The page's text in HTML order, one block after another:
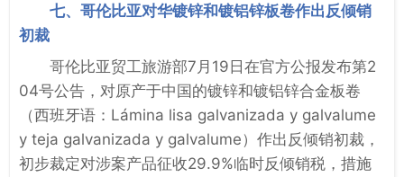
七、哥伦比亚对华镀锌和镀铝锌板卷作出反倾销
初裁
哥伦比亚贸工旅游部7月19日在官方公报发布第2
04号公告，对原产于中国的镀锌和镀铝锌合金板卷
（西班牙语：Lámina lisa galvanizada y galvalume
y teja galvanizada y galvalume）作出反倾销初裁，
初步裁定对涉案产品征收29.9%临时反倾销税，措施